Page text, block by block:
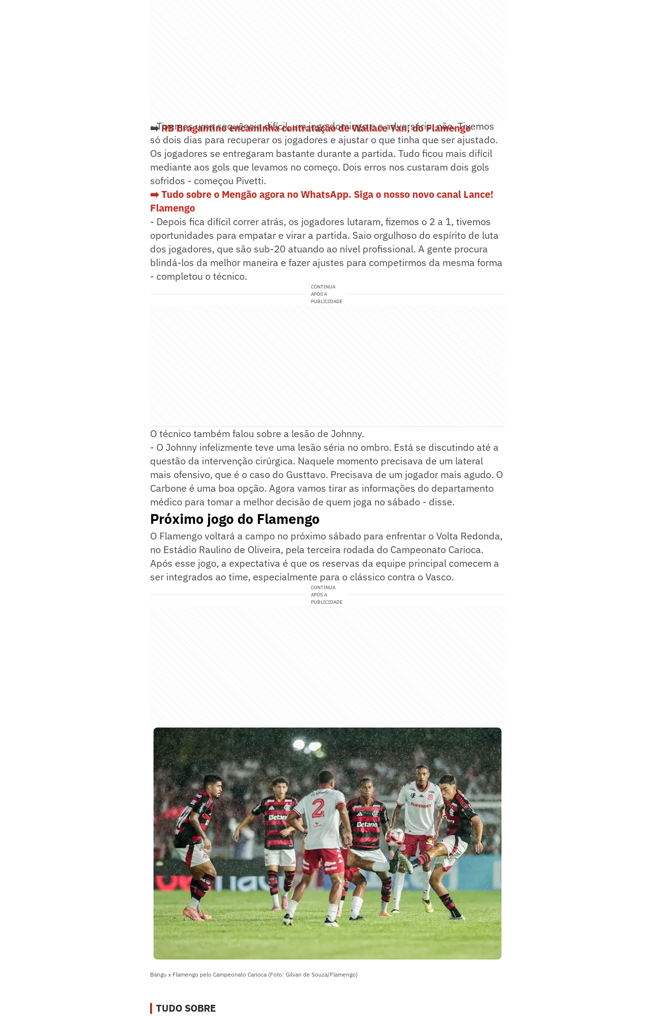
➡️RB Bragantino encaminha contratação de Wallace Yan, do Flamengo
- Tivemos uma sequência difícil, um jogo domingo e o adversário, não. Tivemos
só dois dias para recuperar os jogadores e ajustar o que tinha que ser ajustado.
Os jogadores se entregaram bastante durante a partida. Tudo ficou mais difícil
mediante aos gols que levamos no começo. Dois erros nos custaram dois gols
sofridos - começou Pivetti.
➡️ Tudo sobre o Mengão agora no WhatsApp. Siga o nosso novo canal Lance!
Flamengo
- Depois fica difícil correr atrás, os jogadores lutaram, fizemos o 2 a 1, tivemos
oportunidades para empatar e virar a partida. Saio orgulhoso do espírito de luta
dos jogadores, que são sub-20 atuando ao nível profissional. A gente procura
blindá-los da melhor maneira e fazer ajustes para competirmos da mesma forma
- completou o técnico.
CONTINUA
APÓS A
PUBLICIDADE
O técnico também falou sobre a lesão de Johnny.
- O Johnny infelizmente teve uma lesão séria no ombro. Está se discutindo até a
questão da intervenção cirúrgica. Naquele momento precisava de um lateral
mais ofensivo, que é o caso do Gusttavo. Precisava de um jogador mais agudo. O
Carbone é uma boa opção. Agora vamos tirar as informações do departamento
médico para tomar a melhor decisão de quem joga no sábado - disse.
Próximo jogo do Flamengo
O Flamengo voltará a campo no próximo sábado para enfrentar o Volta Redonda,
no Estádio Raulino de Oliveira, pela terceira rodada do Campeonato Carioca.
Após esse jogo, a expectativa é que os reservas da equipe principal comecem a
ser integrados ao time, especialmente para o clássico contra o Vasco.
CONTINUA
APÓS A
PUBLICIDADE
Bangu x Flamengo pelo Campeonato Carioca (Foto: Gilvan de Souza/Flamengo)
TUDO SOBRE